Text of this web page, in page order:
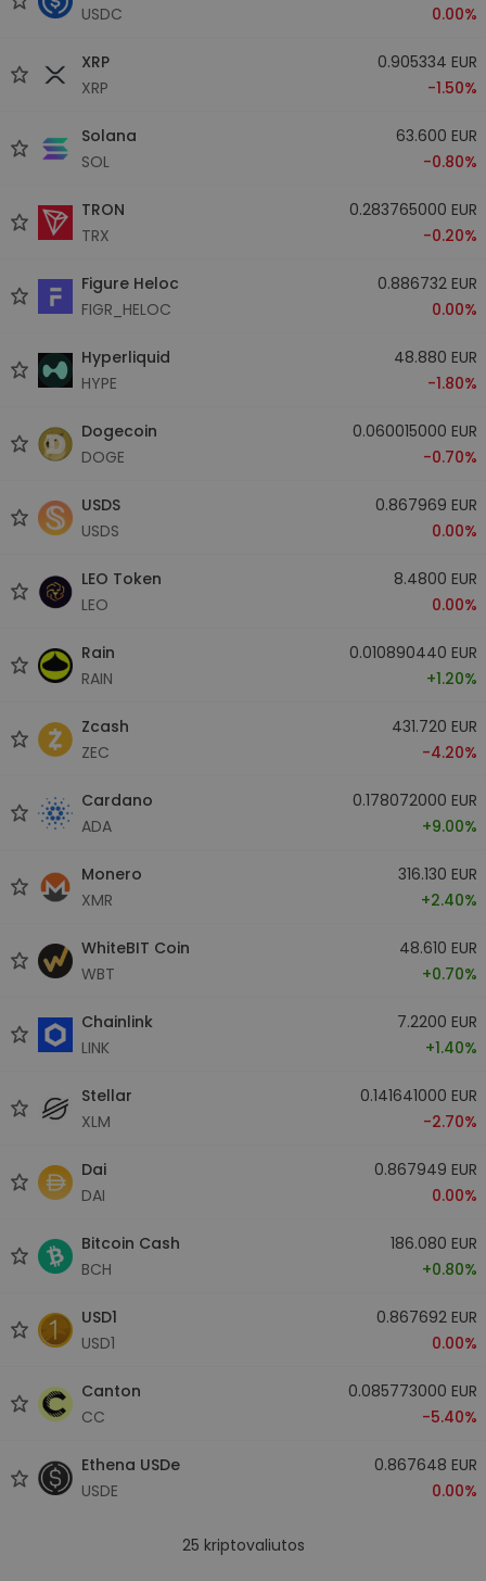
USDC
0.00%
XRP
XRP
0.905334 EUR
-1.50%
Solana
SOL
63.600 EUR
-0.80%
TRON
TRX
0.283765000 EUR
-0.20%
Figure Heloc
FIGR_HELOC
0.886732 EUR
0.00%
Hyperliquid
HYPE
48.880 EUR
-1.80%
Dogecoin
DOGE
0.060015000 EUR
-0.70%
USDS
USDS
0.867969 EUR
0.00%
LEO Token
LEO
8.4800 EUR
0.00%
Rain
RAIN
0.010890440 EUR
+1.20%
Zcash
ZEC
431.720 EUR
-4.20%
Cardano
ADA
0.178072000 EUR
+9.00%
Monero
XMR
316.130 EUR
+2.40%
WhiteBIT Coin
WBT
48.610 EUR
+0.70%
Chainlink
LINK
7.2200 EUR
+1.40%
Stellar
XLM
0.141641000 EUR
-2.70%
Dai
DAI
0.867949 EUR
0.00%
Bitcoin Cash
BCH
186.080 EUR
+0.80%
USD1
USD1
0.867692 EUR
0.00%
Canton
CC
0.085773000 EUR
-5.40%
Ethena USDe
USDE
0.867648 EUR
0.00%
25 kriptovaliutos